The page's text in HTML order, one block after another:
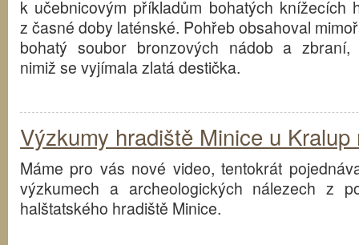
k učebnicovým příkladům bohatých knížecích
z časné doby laténské. Pohřeb obsahoval
bohatý soubor bronzových nádob a zbraní,
nimiž se vyjímala zlatá destička.
Výzkumy hradiště Minice u Kralup
Máme pro vás nové video, tentokrát
výzkumech a archeologických nálezech z
halštatského hradiště Minice.